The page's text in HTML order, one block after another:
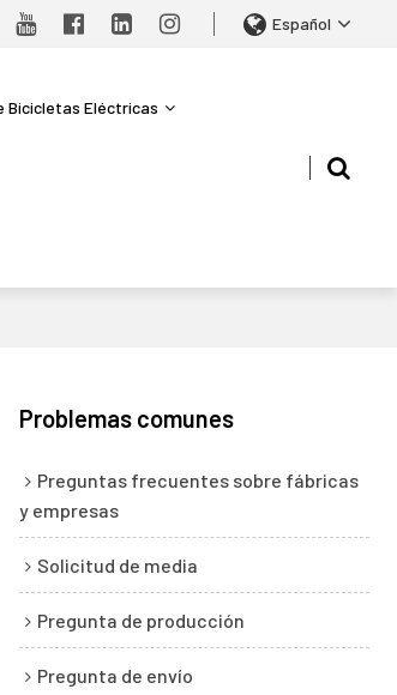
Español
Bicicletas Eléctricas
Problemas comunes
Preguntas frecuentes sobre fábricas
y empresas
Solicitud de media
Pregunta de producción
Pregunta de envío